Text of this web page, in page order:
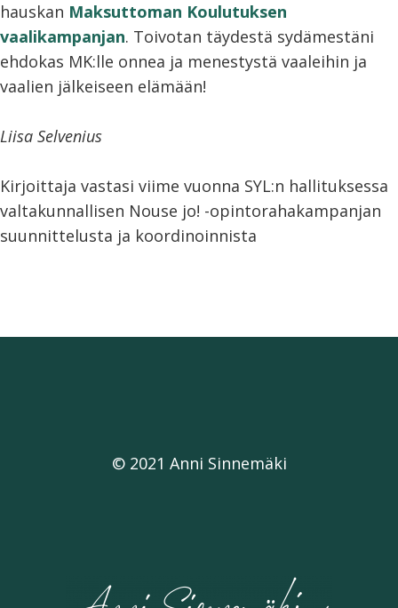
hauskan Maksuttoman Koulutuksen
vaalikampanjan. Toivotan täydestä sydämestäni
ehdokas MK:lle onnea ja menestystä vaaleihin ja
vaalien jälkeiseen elämään!
Liisa Selvenius
Kirjoittaja vastasi viime vuonna SYL:n hallituksessa
valtakunnallisen Nouse jo! -opintorahakampanjan
suunnittelusta ja koordinoinnista
© 2021 Anni Sinnemäki